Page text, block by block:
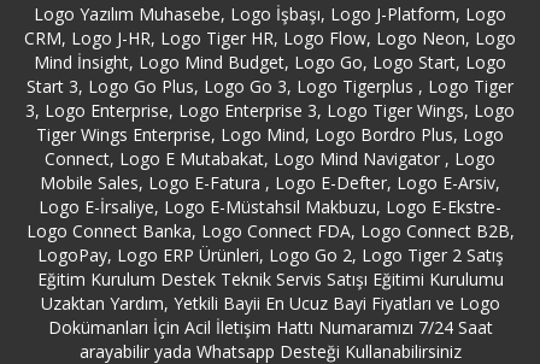
Beylikdüzü Logo Destek
Beyoğlu Logo Destek
Bilecik Logo Destek
Bingöl Logo Destek
Bitlis Logo Destek
Bolu Logo Destek
Logo Yazılım Muhasebe, Logo İşbaşı, Logo J-Platform, Logo
CRM, Logo J-HR, Logo Tiger HR, Logo Flow, Logo Neon, Logo
Mind İnsight, Logo Mind Budget, Logo Go, Logo Start, Logo
Start 3, Logo Go Plus, Logo Go 3, Logo Tigerplus , Logo Tiger
3, Logo Enterprise, Logo Enterprise 3, Logo Tiger Wings, Logo
Tiger Wings Enterprise, Logo Mind, Logo Bordro Plus, Logo
Connect, Logo E Mutabakat, Logo Mind Navigator , Logo
Mobile Sales, Logo E-Fatura , Logo E-Defter, Logo E-Arsiv,
Logo E-İrsaliye, Logo E-Müstahsil Makbuzu, Logo E-Ekstre-
Logo Connect Banka, Logo Connect FDA, Logo Connect B2B,
LogoPay, Logo ERP Ürünleri, Logo Go 2, Logo Tiger 2 Satış
Eğitim Kurulum Destek Teknik Servis Satışı Eğitimi Kurulumu
Uzaktan Yardım, Yetkili Bayii En Ucuz Bayi Fiyatları ve Logo
Dokümanları İçin Acil İletişim Hattı Numaramızı 7/24 Saat
arayabilir yada Whatsapp Desteği Kullanabilirsiniz